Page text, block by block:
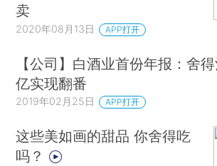
卖
2020年08月13日 APP打开
【公司】白酒业首份年报：舍
亿实现翻番
2019年02月25日 APP打开
这些美如画的甜品 你舍得吃
吗？